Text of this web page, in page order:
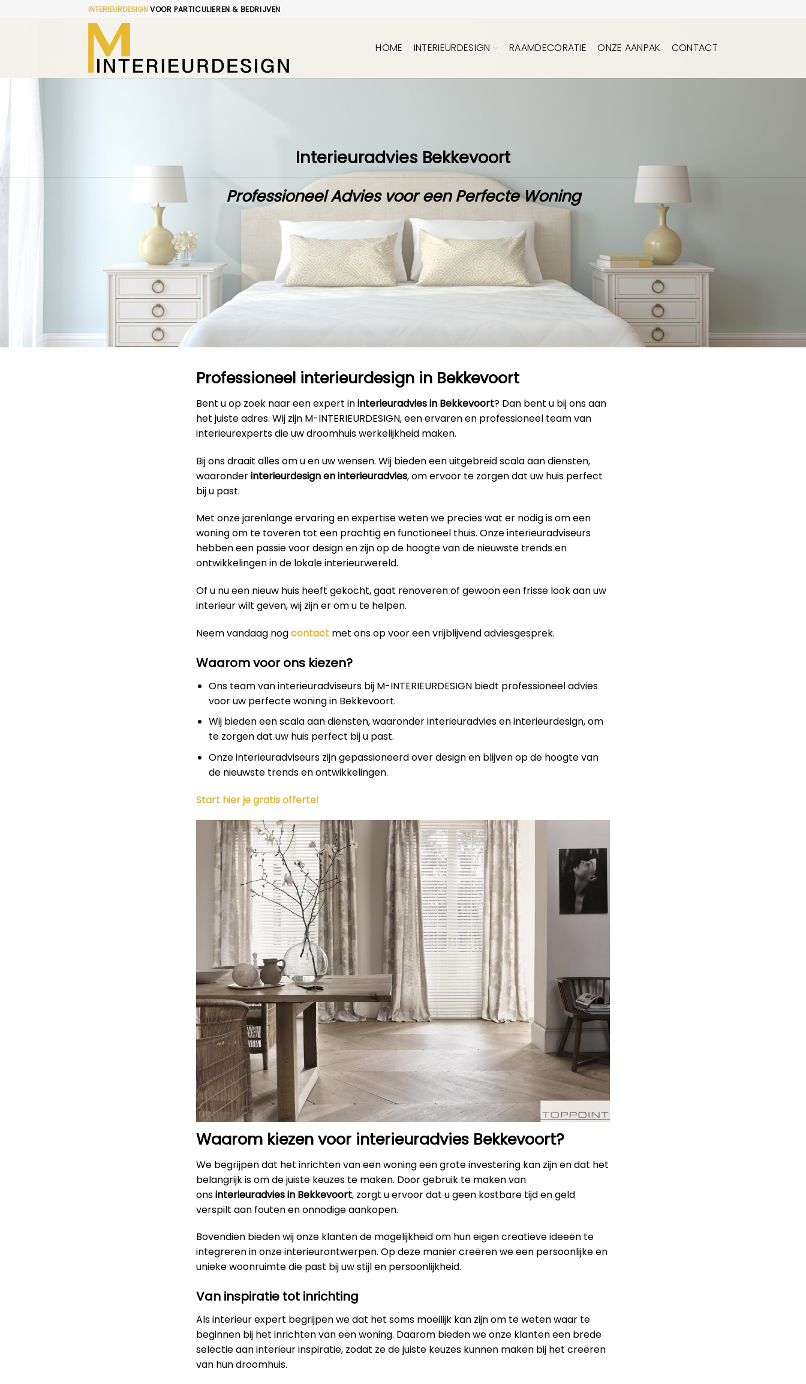
INTERIEURDESIGNVOOR PARTICULIEREN & BEDRIJVEN
HOME INTERIEURDESIGN RAAMDECORATIE ONZE AANPAK CONTACT
Interieuradvies Bekkevoort
Professioneel Advies voor een Perfecte Woning
Professioneel interieurdesign in Bekkevoort
Bent u op zoek naar een expert ininterieuradvies in Bekkevoort? Dan bent u bij ons aan
het juiste adres. Wij zijn M-INTERIEURDESIGN, een ervaren en professioneel team van
interieurexperts die uw droomhuis werkelijkheid maken.
Bij ons draait alles om u en uw wensen. Wij bieden een uitgebreid scala aan diensten,
waaronderinterieurdesign en interieuradvies, om ervoor te zorgen dat uw huis perfect
bij u past.
Met onze jarenlange ervaring en expertise weten we precies wat er nodig is om een
woning om te toveren tot een prachtig en functioneel thuis. Onze interieuradviseurs
hebben een passie voor design en zijn op de hoogte van de nieuwste trends en
ontwikkelingen in de lokale interieurwereld.
Of u nu een nieuw huis heeft gekocht, gaat renoveren of gewoon een frisse look aan uw
interieur wilt geven, wij zijn er om u te helpen.
Neem vandaag nogcontact met ons op voor een vrijblijvend adviesgesprek.
Waarom voor ons kiezen?
Ons team van interieuradviseurs bij M-INTERIEURDESIGN biedt professioneel advies
voor uw perfecte woning in Bekkevoort.
Wij bieden een scala aan diensten, waaronder interieuradvies en interieurdesign, om
te zorgen dat uw huis perfect bij u past.
Onze interieuradviseurs zijn gepassioneerd over design en blijven op de hoogte van
de nieuwste trends en ontwikkelingen.
Start hier je gratis offerte!
Waarom kiezen voor interieuradvies Bekkevoort?
We begrijpen dat het inrichten van een woning een grote investering kan zijn en dat het
belangrijk is om de juiste keuzes te maken. Door gebruik te maken van
onsinterieuradvies in Bekkevoort, zorgt u ervoor dat u geen kostbare tijd en geld
verspilt aan fouten en onnodige aankopen.
Bovendien bieden wij onze klanten de mogelijkheid om hun eigen creatieve ideeën te
integreren in onze interieurontwerpen. Op deze manier creëren we een persoonlijke en
unieke woonruimte die past bij uw stijl en persoonlijkheid.
Van inspiratie tot inrichting
Als interieur expert begrijpen we dat het soms moeilijk kan zijn om te weten waar te
beginnen bij het inrichten van een woning. Daarom bieden we onze klanten een brede
selectie aan interieur inspiratie, zodat ze de juiste keuzes kunnen maken bij het creëren
van hun droomhuis.